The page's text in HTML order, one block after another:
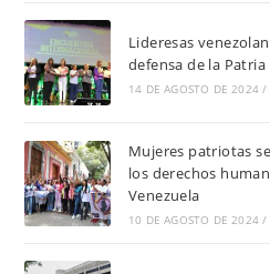
Lideresas
defensa de la Patria
14 DE AGOSTO DE 2024 /
Mujeres patriotas
los derechos
Venezuela
10 DE AGOSTO DE 2024 /